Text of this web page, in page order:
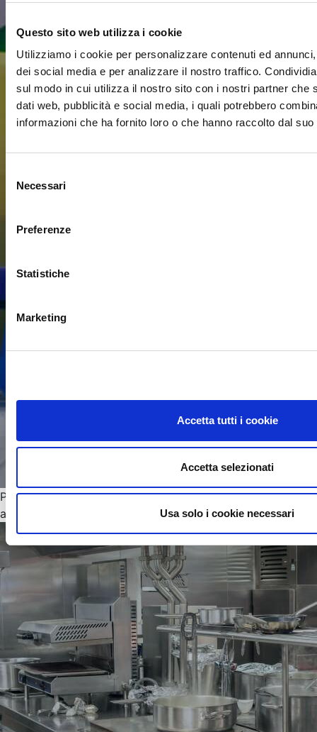
Questo sito web utilizza i cookie
Utilizziamo i cookie per personalizzare contenuti ed
dei social media e per analizzare il nostro traffico.
sul modo in cui utilizza il nostro sito con i nostri partner che
dati web, pubblicità e social media, i quali potrebbero
informazioni che ha fornito loro o che hanno raccolto dal
delNecessari
Preferenze
Statistiche
Marketing
Accetta tutti i cookie
Accetta selezionati
Usa solo i cookie necessari
Prodotti per la pulizia, la sanificazione e l’igiene di
ambienti e persone